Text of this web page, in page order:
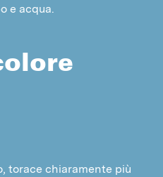
e acqua.
torace chiaramente più